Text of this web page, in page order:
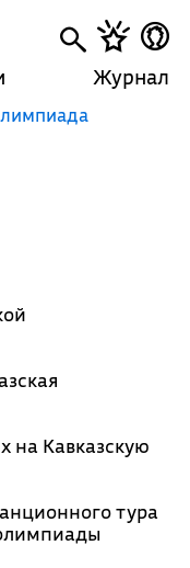
Журнал
на Кавказскую
тура